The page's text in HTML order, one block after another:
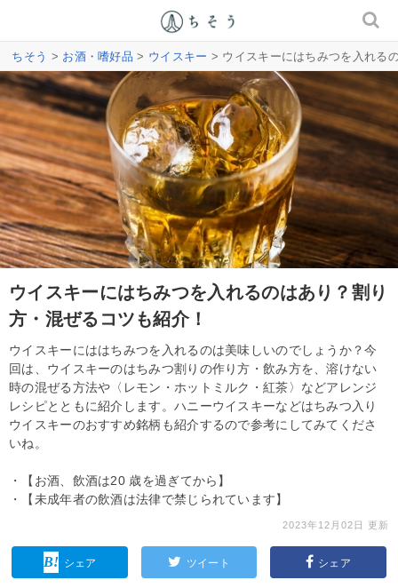
ちそう > お酒・嗜好品 > ウイスキー > ウイスキーにはちみつを入れる
ウイスキーにはちみつを入れるのはあり？割り
方・混ぜるコツも紹介！
ウイスキーにははちみつを入れるのは美味しいのでしょうか？今
回は、ウイスキーのはちみつ割りの作り方・飲み方を、溶けない
時の混ぜる方法や〈レモン・ホットミルク・紅茶〉などアレンジ
レシピとともに紹介します。ハニーウイスキーなどはちみつ入り
ウイスキーのおすすめ銘柄も紹介するので参考にしてみてくださ
いね。
・【お酒、飲酒は20 歳を過ぎてから】
・【未成年者の飲酒は法律で禁じられています】
2023年12月02日 更新
シェア ツイート シェア